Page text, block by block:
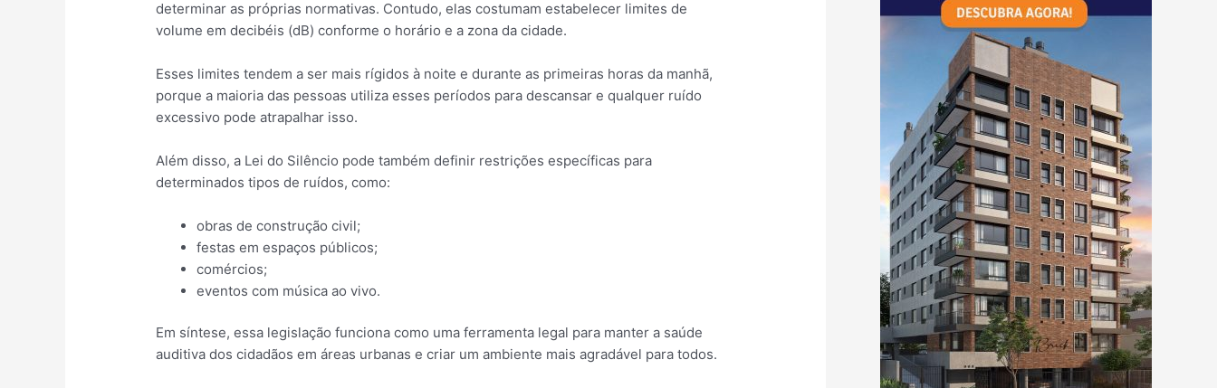
determinar as próprias normativas. Contudo, elas costumam estabelecer limites de
volume em decibéis (dB) conforme o horário e a zona da cidade.
Esses limites tendem a ser mais rígidos à noite e durante as primeiras horas da manhã,
porque a maioria das pessoas utiliza esses períodos para descansar e qualquer ruído
excessivo pode atrapalhar isso.
Além disso, a Lei do Silêncio pode também definir restrições específicas para
determinados tipos de ruídos, como:
obras de construção civil;
festas em espaços públicos;
comércios;
eventos com música ao vivo.
Em síntese, essa legislação funciona como uma ferramenta legal para manter a saúde
auditiva dos cidadãos em áreas urbanas e criar um ambiente mais agradável para todos.